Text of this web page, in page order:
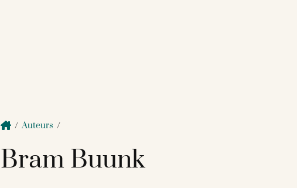
/Auteurs /
Bram Buunk